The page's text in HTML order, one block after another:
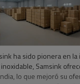
ha sido pionera en
Samsink
lo que mejoró su